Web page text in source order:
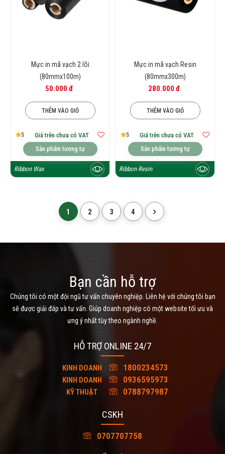
Mực in mã vạch 2 lõi
(80mmx100m)
50.000 đ
THÊM VÀO GIỎ
5
Giá trên chưa có VAT
Sản phẩm tương tự
Ribbon Wax
Mực in mã vạch Resin
(80mmx300m)
280.000 đ
THÊM VÀO GIỎ
5
Giá trên chưa có VAT
Sản phẩm tương tự
Ribbon Resin
1 2 3 4
Bạn cần hỗ trợ
Chúng tôi có một đội ngũ tư vấn chuyên nghiệp. Liên hệ với chúng tôi bạn
sẽ được giải đáp và tư vấn. Giúp doanh nghiệp có một website tối ưu và
ưng ý nhất tùy theo ngành nghề.
HỖ TRỢ ONLINE 24/7
KINH DOANH 1800234573
KINH DOANH 0936595973
KỸ THUẬT 0788797987
CSKH
0707707758